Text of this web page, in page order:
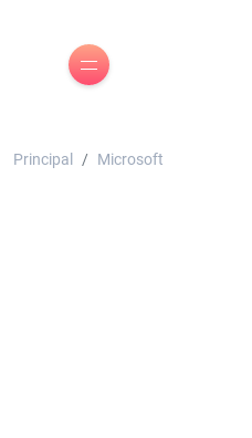
Principal Microsoft